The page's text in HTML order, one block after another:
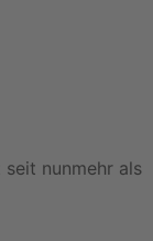
nunmehr als